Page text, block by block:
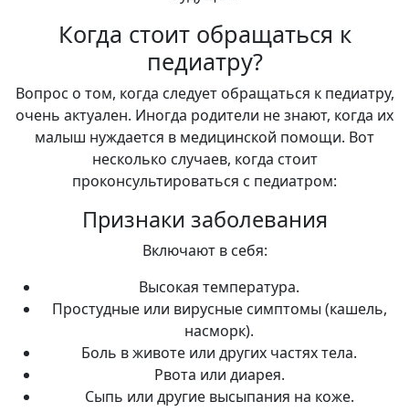
Когда стоит обращаться к
педиатру?
Вопрос о том, когда следует обращаться к педиатру,
очень актуален. Иногда родители не знают, когда их
малыш нуждается в медицинской помощи. Вот
несколько случаев, когда стоит
проконсультироваться с педиатром:
Признаки заболевания
Включают в себя:
Высокая температура.
Простудные или вирусные симптомы (кашель,
насморк).
Боль в животе или других частях тела.
Рвота или диарея.
Сыпь или другие высыпания на коже.